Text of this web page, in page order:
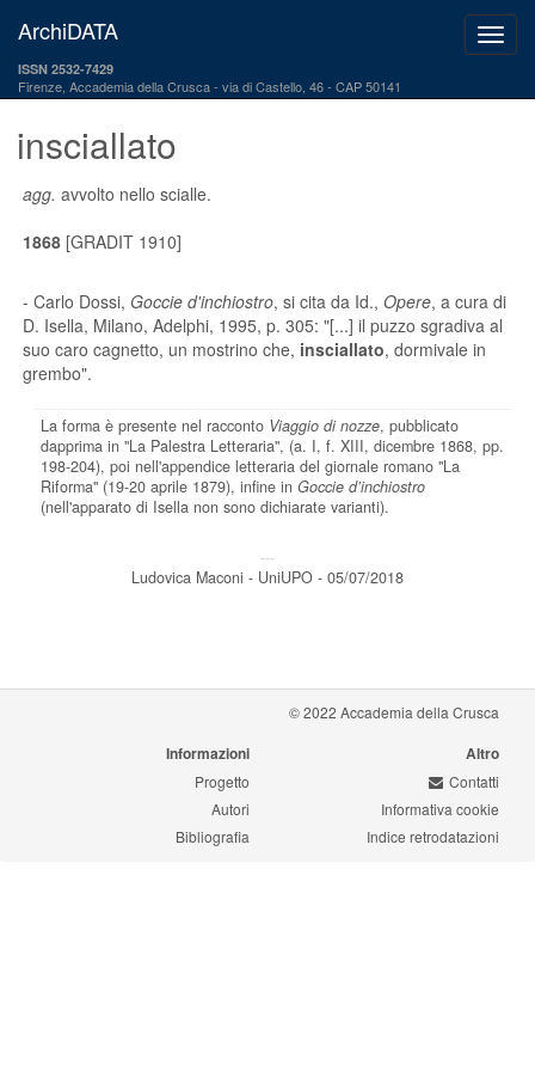
ArchiDATA
ISSN 2532-7429
Firenze, Accademia della Crusca via di Castello, 46 - CAP 50141
insciallato
agg. avvolto nello scialle.
1868[GRADIT 1910]
- Carlo Dossi, Goccie d'inchiostro, si cita da Id., Opere, a cura di
D. Isella, Milano, Adelphi, 1995, p. 305: "[...] il puzzo sgradiva al
suo caro cagnetto, un mostrino che, insciallato, dormivale in
grembo".
La forma è presente nel racconto Viaggio di nozze, pubblicato
dapprima in "La Palestra Letteraria", (a. I, f. XIII, dicembre 1868, pp.
198-204), poi nell'appendice letteraria del giornale romano "La
Riforma" (19-20 aprile 1879), infine in Goccie d’inchiostro
(nell'apparato di Isella non sono dichiarate varianti).
---
Ludovica Maconi - UniUPO - 05/07/2018
© 2022 Accademia della Crusca
Informazioni
Progetto
Autori
Bibliografia
Altro
Contatti
Informativa cookie
Indice retrodatazioni